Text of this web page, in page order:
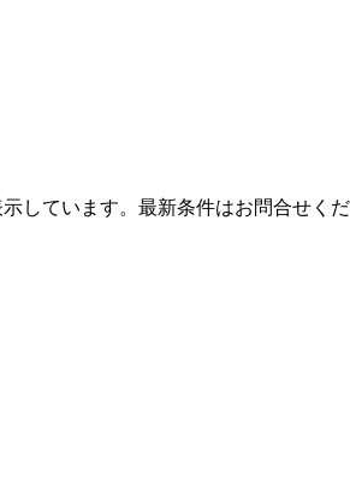
しています。最新条件はお問合せく